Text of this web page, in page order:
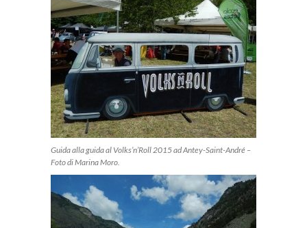
Guida alla guida al Volks’n’Roll 2015 ad Antey-Saint-André –
Foto di Marina Moro.